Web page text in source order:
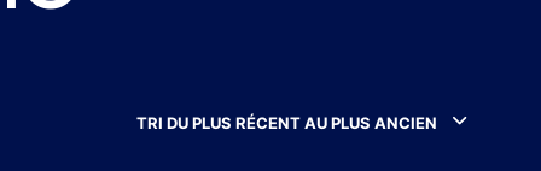
R
TRI DU PLUS RÉCENT AU PLUS ANCIEN